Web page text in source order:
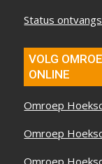
Status
VOLG
ONLINE
Omroep
Omroep
Omroep